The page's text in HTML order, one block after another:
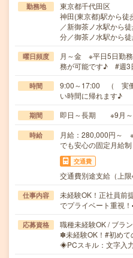
勤務地
東京都千代田区
神田(東京都)駅から徒
／新御茶ノ水駅から
分／御茶ノ水駅から
曜日頻度
月～金 ※平日5日勤
務が可能です♪ #週3
時間
9:00～17:00 （ 実
い時間に帰れます♪
期間 即日～長期 ※9月～
時給
月給：280,000円～
でも安心の固定月給
交通費
交通費別途支給（上限
仕事内容
未経験OK！正社員前
でプライベート重視
応募資格
職種未経験OK / ブラ
✽未経験OK！#初め
◈PCスキル：文字入